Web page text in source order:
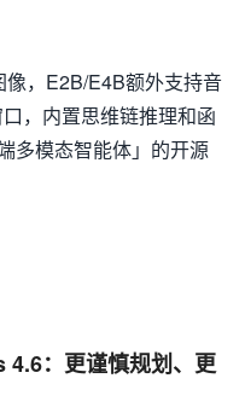
，E2B/E4B额外支持音
，内置思维链推理和函
多模态智能体」的开源
：更谨慎规划、更